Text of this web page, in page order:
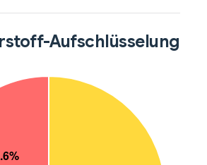
Aufschlüsselung